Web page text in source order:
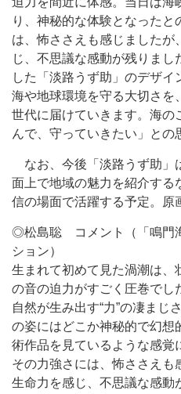
り、神秘的な体験となったと
は、怖ささえも感じましたが
じ、不思議な感動が残りま
した「淡路うず助」のデザイ
海や地球環境を守る大切さを
世代に届けていきます。海の
んで、守っていきたい」との
なお、今後「淡路うず助」
面上で地域の魅力を紹介する
信の場面で活躍する予定。原
◎松島聡 コメント（「鳴門
ション）
生まれて初めて見た渦潮は、
の音の迫力がすごく圧巻でし
自然が生み出す“力”の凄まじ
の姿にはどこか神秘的で幻想
術作品を見ているような感覚
その力強さには、怖ささえ
生命力を感じ、不思議な感動